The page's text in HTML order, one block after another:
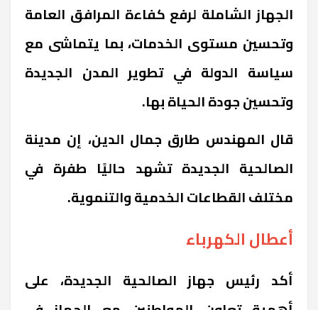
الجهاز الشاملة لرفع كفاءة المرافق العامة
وتحسين مستوى الخدمات، بما يتماشى مع
سياسة الدولة في تطوير المدن الجديدة
وتحسين جودة الحياة بها.
قال المهندس طارق جمال الدين، إن مدينة
الصالحية الجديدة تشهد حاليًا طفرة في
مختلف القطاعات الخدمية والتنموية.
أعطال الكهرباء
أكد رئيس جهاز الصالحية الجديدة، على